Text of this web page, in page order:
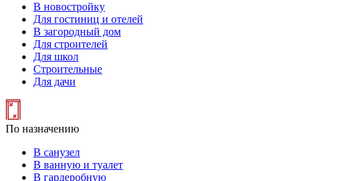
В новостройку
Для гостиниц и отелей
В загородный дом
Для строителей
Для школ
Строительные
Для дачи
По назначению
В санузел
В ванную и туалет
В гардеробную